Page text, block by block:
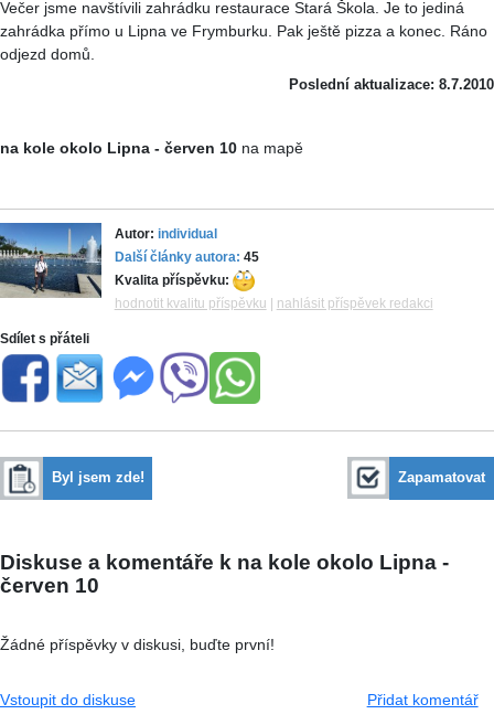
Večer jsme navštívili zahrádku restaurace Stará Škola. Je to jediná
zahrádka přímo u Lipna ve Frymburku. Pak ještě pizza a konec. Ráno
odjezd domů.
Poslední aktualizace: 8.7.2010
na kole okolo Lipna - červen 10 na mapě
Autor: individual
Další články autora: 45
Kvalita příspěvku:
hodnotit kvalitu příspěvku
nahlásit příspěvek redakci
Sdílet s přáteli
Byl jsem zde! Zapamatovat
Diskuse a komentáře k na kole okolo Lipna -
červen 10
Žádné příspěvky v diskusi, buďte první!
Vstoupit do diskuse Přidat komentář